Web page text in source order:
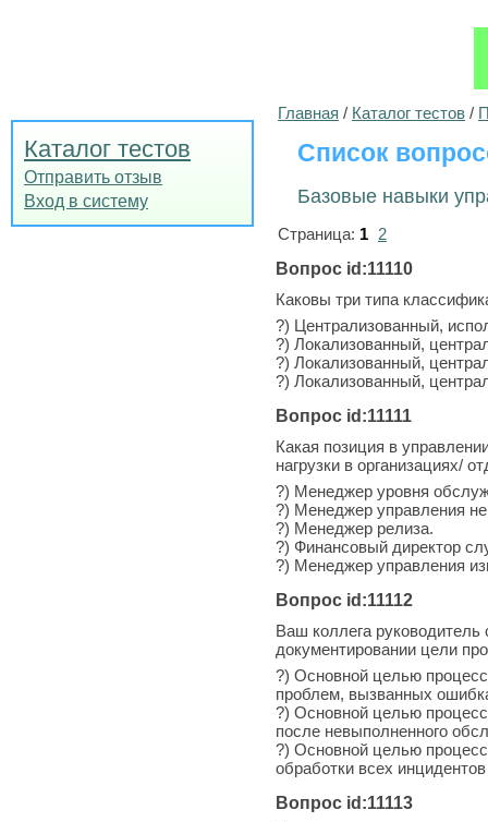
Каталог тестов
Отправить отзыв
Вход в систему
Главная / Каталог тестов /
Список
Базовые навыки
Страница: 1 2
Вопрос id:11110
Каковы три типа
?) Централизованный,
?) Локализованный,
?) Локализованный,
?) Локализованный,
Вопрос id:11111
Какая позиция в
нагрузки в организациях/
?) Менеджер уровня
?) Менеджер управления
?) Менеджер релиза.
?) Финансовый директор
?) Менеджер управления
Вопрос id:11112
Ваш коллега
документировании цели
?) Основной целью
проблем, вызванных
?) Основной целью
после невыполненного
?) Основной целью
обработки всех
Вопрос id:11113